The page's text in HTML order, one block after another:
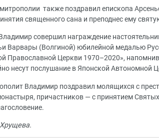
также поздравил епископа
священного сана и преподнес ему
совершил награждение
Варвары (Волгиной) юбилейной медалью
Православной Церкви 1970–2020»,
несут послушание в Японской Автономной
Владимир поздравил молящихся с
причастников — с принятием